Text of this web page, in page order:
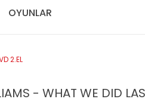
OYUNLAR
2.EL
- WHAT WE DID